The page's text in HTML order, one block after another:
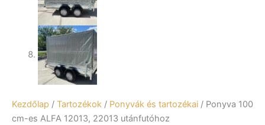
Kezdőlap / Tartozékok / Ponyvák és tartozékai / Ponyva 100
cm-es ALFA 12013, 22013 utánfutóhoz